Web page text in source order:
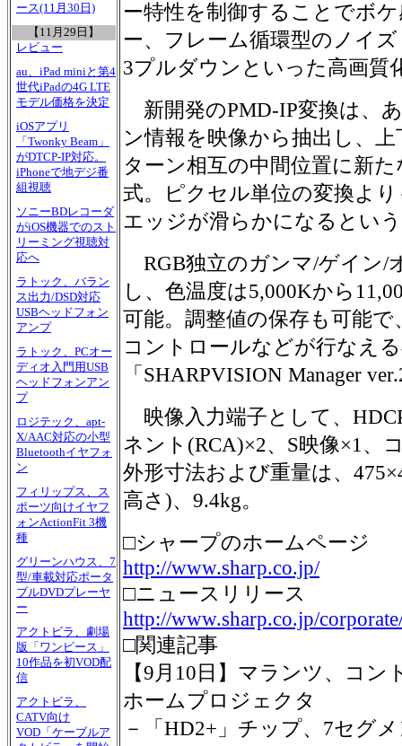
ース(11月30日)
【11月29日】
レビュー
au、iPad miniと第4
世代iPadの4G LTE
モデル価格を決定
iOSアプリ
「Twonky Beam」
がDTCP-IP対応。
iPhoneで地デジ番
組視聴
ソニーBDレコーダ
がiOS機器でのスト
リーミング視聴対
応へ
ラトック、バラン
ス出力/DSD対応
USBヘッドフォン
アンプ
ラトック、PCオー
ディオ入門用USB
ヘッドフォンアン
プ
ロジテック、apt-
X/AAC対応の小型
Bluetoothイヤフォ
ン
フィリップス、ス
ポーツ向けイヤフ
ォンActionFit 3機
種
グリーンハウス、7
型/車載対応ポータ
ブルDVDプレーヤ
ー
アクトビラ、劇場
版「ワンピース」
10作品を初VOD配
信
アクトビラ、
CATV向け
VOD「ケーブルア
ー特性を制御することでボ
ー、フレーム循環型のノイ
3プルダウンといった高画質
新開発のPMD-IP変換は、
ン情報を映像から抽出し、
ターン相互の中間位置に新
式。ピクセル単位の変換よ
エッジが滑らかになるとい
RGB独立のガンマ/ゲイン/
し、色温度は5,000Kから
可能。調整値の保存も可能
コントロールなどが行なえ
「SHARPVISION Manager
映像入力端子として、
ネント(RCA)×2、S映像×1、
外形寸法および重量は、
高さ)、9.4kg。
□シャープのホームページ
http://www.sharp.co.jp/
□ニュースリリース
http://www.sharp.co.jp/
□関連記事
【9月10日】マランツ、コン
ホームプロジェクタ
－「HD2+」チップ、7セグ